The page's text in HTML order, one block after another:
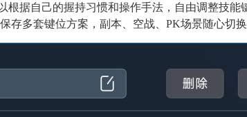
据自己的握持习惯和操作手法，自由调整技
多套键位方案，副本、空战、PK场景随心切